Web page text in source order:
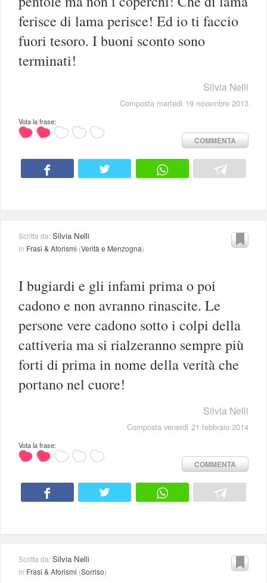
ferisce di lama perisce! Ed io ti faccio
fuori tesoro. I buoni sconto sono
terminati!
Silvia Nelli
Composta martedì 19 novembre 2013
Vota la frase:
COMMENTA
Scritta da:Silvia Nelli
in Frasi & Aforismi (Verità e Menzogna)
I bugiardi e gli infami prima o poi
cadono e non avranno rinascite. Le
persone vere cadono sotto i colpi della
cattiveria ma si rialzeranno sempre più
forti di prima in nome della verità che
portano nel cuore!
Silvia Nelli
Composta venerdì 21 febbraio 2014
Vota la frase:
COMMENTA
Scritta da:Silvia Nelli
in Frasi & Aforismi (Sorriso)